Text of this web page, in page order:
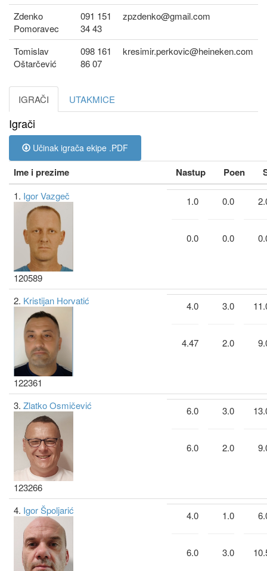
Zdenko
Pomoravec
091 151
34 43
zpzdenko@gmail.com
Tomislav
Oštarčević
098 161
86 07
kresimir.perkovic@heineken.com
IGRAČI UTAKMICE
Igrači
Učinak igrača ekipe .PDF
Ime i prezime Nastup Poen
1. Igor Vazgeč
120589
1.0
0.0
0.0
0.0
2. Kristijan Horvatić
122361
4.0
4.47
3.0
2.0
3. Zlatko Osmičević
123266
6.0
6.0
3.0
2.0
4. Igor Špoljarić 4.0
6.0
1.0
3.0